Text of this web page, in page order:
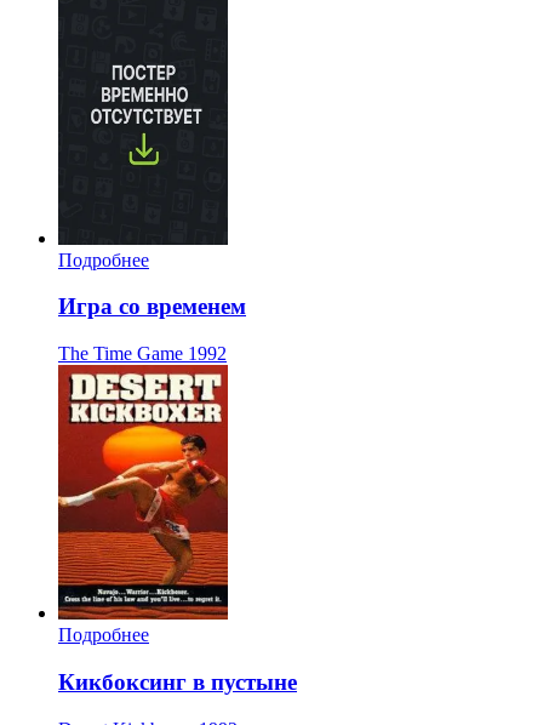
Подробнее
Игра со временем
The Time Game 1992
Подробнее
Кикбоксинг в пустыне